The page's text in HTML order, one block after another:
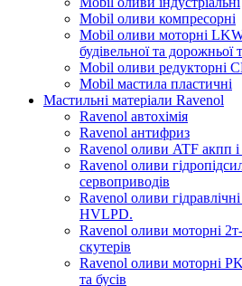
Mobil оливи компресорні
Mobil оливи моторні LKW
будівельної та дорожньої
Mobil оливи редукторні
Mobil мастила пластичні
Мастильні матеріали Ravenol
Ravenol автохімія
Ravenol антифриз
Ravenol оливи ATF акпп і
Ravenol оливи
сервоприводів
Ravenol оливи
HVLPD.
Ravenol оливи моторні
скутерів
Ravenol оливи моторні
та бусів